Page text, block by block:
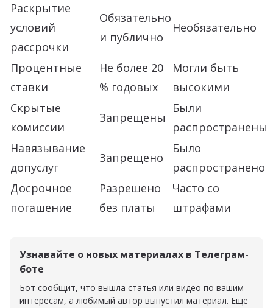
Раскрытие
условий
рассрочки
Обязательно
и публично
Необязательно
Процентные
ставки
Не более 20
% годовых
Могли быть
высокими
Скрытые
комиссии
Запрещены
Были
распространены
Навязывание
допуслуг
Запрещено
Было
распространено
Досрочное
погашение
Разрешено
без платы
Часто со
штрафами
Узнавайте о новых материалах в Телеграм-
боте
Бот сообщит, что вышла статья или видео по вашим
интересам, а любимый автор выпустил материал. Еще